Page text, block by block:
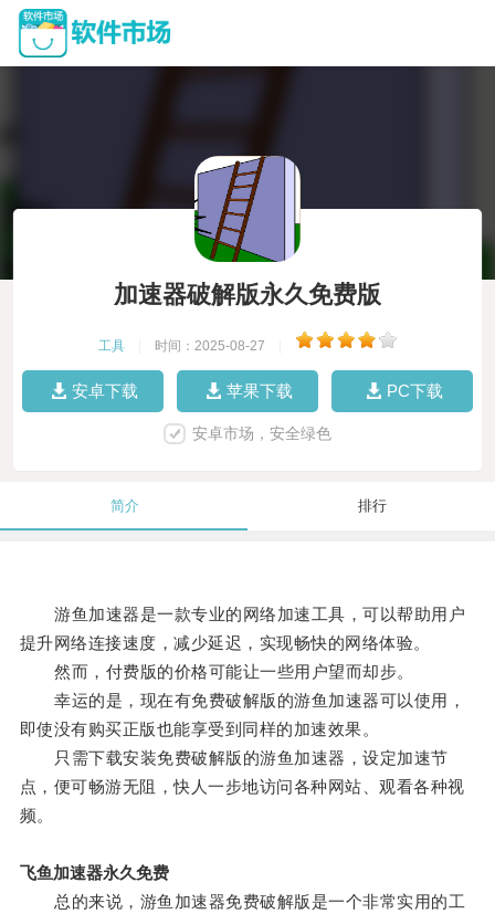
加速器破解版永久免费版
工具 时间：2025-08-27
安卓下载 苹果下载 PC下载
安卓市场，安全绿色
简介 排行
游鱼加速器是一款专业的网络加速工具，可以帮助用户
提升网络连接速度，减少延迟，实现畅快的网络体验。
然而，付费版的价格可能让一些用户望而却步。
幸运的是，现在有免费破解版的游鱼加速器可以使用，
即使没有购买正版也能享受到同样的加速效果。
只需下载安装免费破解版的游鱼加速器，设定加速节
点，便可畅游无阻，快人一步地访问各种网站、观看各种视
频。
飞鱼加速器永久免费
总的来说，游鱼加速器免费破解版是一个非常实用的工